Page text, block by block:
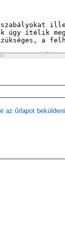
az űrlapot beküldeni.